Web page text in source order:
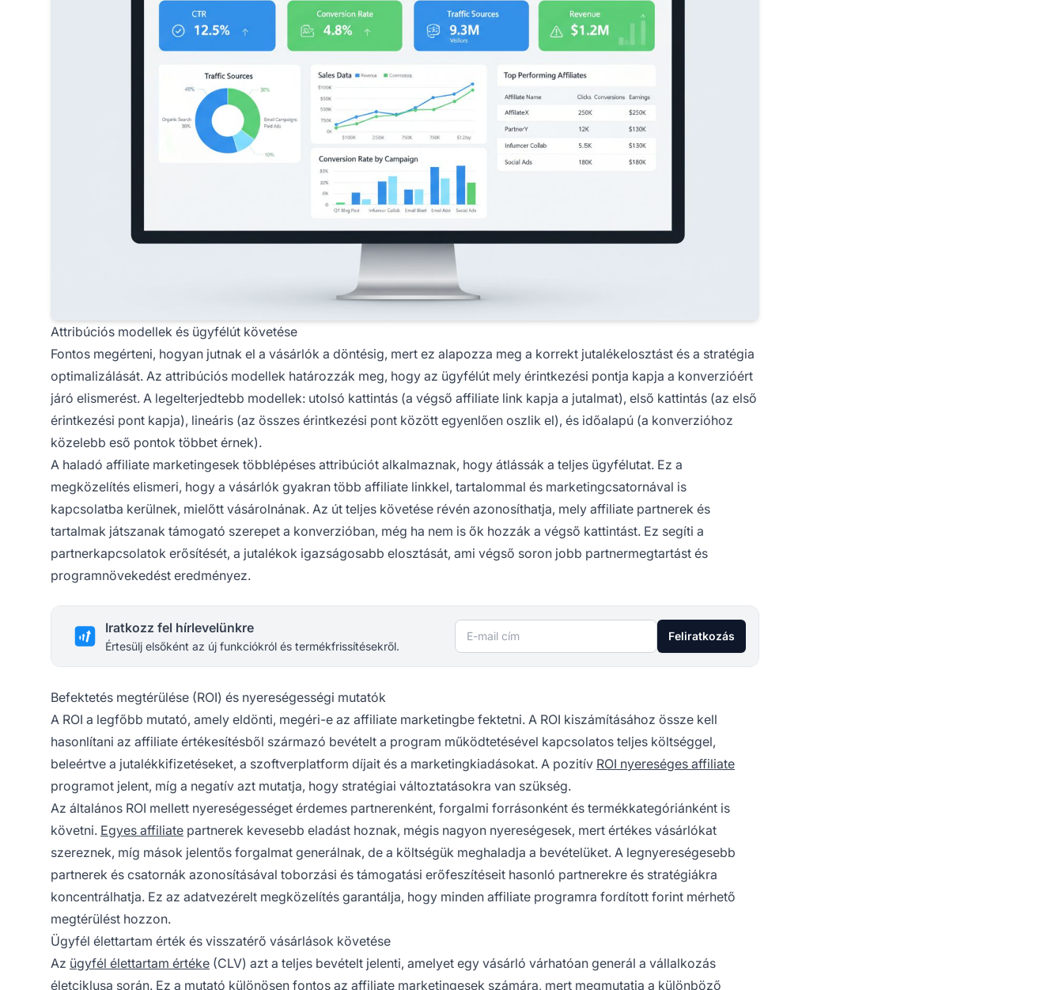
Attribúciós modellek és ügyfélút követése
Fontos megérteni, hogyan jutnak el a vásárlók a döntésig, mert ez alapozza meg a korrekt jutalékelosztást és a stratégia
optimalizálását. Az attribúciós modellek határozzák meg, hogy az ügyfélút mely érintkezési pontja kapja a konverzióért
járó elismerést. A legelterjedtebb modellek: utolsó kattintás (a végső affiliate link kapja a jutalmat), első kattintás (az első
érintkezési pont kapja), lineáris (az összes érintkezési pont között egyenlően oszlik el), és időalapú (a konverzióhoz
közelebb eső pontok többet érnek).
A haladó affiliate marketingesek többlépéses attribúciót alkalmaznak, hogy átlássák a teljes ügyfélutat. Ez a
megközelítés elismeri, hogy a vásárlók gyakran több affiliate linkkel, tartalommal és marketingcsatornával is
kapcsolatba kerülnek, mielőtt vásárolnának. Az út teljes követése révén azonosíthatja, mely affiliate partnerek és
tartalmak játszanak támogató szerepet a konverzióban, még ha nem is ők hozzák a végső kattintást. Ez segíti a
partnerkapcsolatok erősítését, a jutalékok igazságosabb elosztását, ami végső soron jobb partnermegtartást és
programnövekedést eredményez.
Iratkozz fel hírlevelünkre
Értesülj elsőként az új funkciókról és termékfrissítésekről.
E-mail cím Feliratkozás
Befektetés megtérülése (ROI) és nyereségességi mutatók
A ROI a legfőbb mutató, amely eldönti, megéri-e az affiliate marketingbe fektetni. A ROI kiszámításához össze kell
hasonlítani az affiliate értékesítésből származó bevételt a program működtetésével kapcsolatos teljes költséggel,
beleértve a jutalékkifizetéseket, a szoftverplatform díjait és a marketingkiadásokat. A pozitív ROI nyereséges affiliate
programot jelent, míg a negatív azt mutatja, hogy stratégiai változtatásokra van szükség.
Az általános ROI mellett nyereségességet érdemes partnerenként, forgalmi forrásonként és termékkategóriánként is
követni. Egyes affiliate partnerek kevesebb eladást hoznak, mégis nagyon nyereségesek, mert értékes vásárlókat
szereznek, míg mások jelentős forgalmat generálnak, de a költségük meghaladja a bevételüket. A legnyereségesebb
partnerek és csatornák azonosításával toborzási és támogatási erőfeszítéseit hasonló partnerekre és stratégiákra
koncentrálhatja. Ez az adatvezérelt megközelítés garantálja, hogy minden affiliate programra fordított forint mérhető
megtérülést hozzon.
Ügyfél élettartam érték és visszatérő vásárlások követése
Az ügyfél élettartam értéke (CLV) azt a teljes bevételt jelenti, amelyet egy vásárló várhatóan generál a vállalkozás
életciklusa során. Ez a mutató különösen fontos az affiliate marketingesek számára, mert megmutatja a különböző